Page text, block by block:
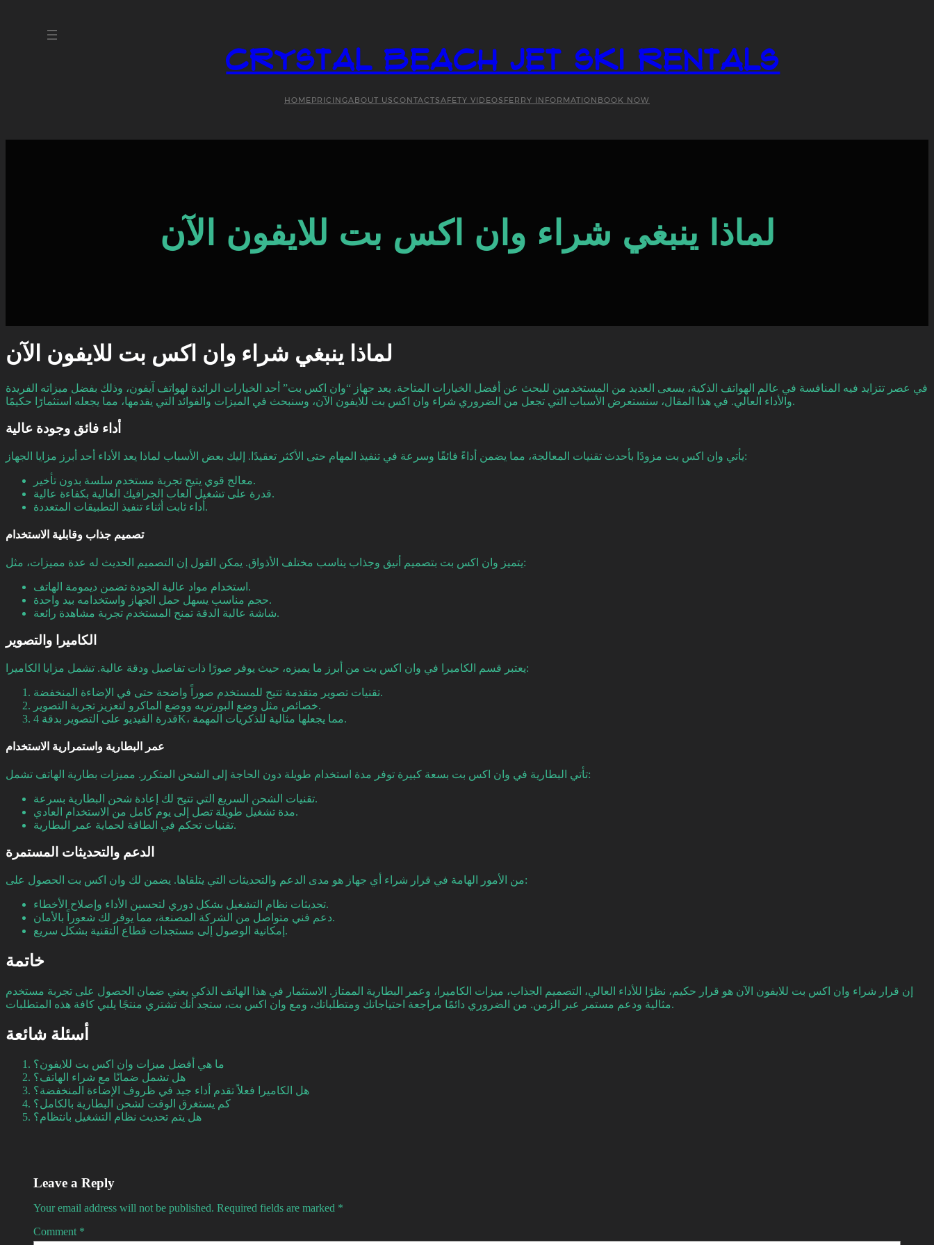
Crystal Beach Jet Ski Rentals
HOMEPRICINGABOUT USCONTACTSAFETY VIDEOS FERRY INFORMATION BOOK NOW
لماذا ينبغي شراء وان اكس بت للايفون الآن
لماذا ينبغي شراء وان اكس بت للايفون الآن
في عصر تتزايد فيه المنافسة في عالم الهواتف الذكية، يسعى العديد من المستخدمين للبحث عن أفضل الخيارات المتاحة. يعد جهاز “وان اكس بت” أحد الخيارات الرائدة لهواتف آيفون، وذلك بفضل ميزاته الفريدة
والأداء العالي. في هذا المقال، سنستعرض الأسباب التي تجعل من الضروري شراء وان اكس بت للايفون الآن، وسنبحث في الميزات والفوائد التي يقدمها، مما يجعله استثمارًا حكيمًا.
أداء فائق وجودة عالية
يأتي وان اكس بت مزودًا بأحدث تقنيات المعالجة، مما يضمن أداءً فائقًا وسرعة في تنفيذ المهام حتى الأكثر تعقيدًا. إليك بعض الأسباب لماذا يعد الأداء أحد أبرز مزايا الجهاز:
معالج قوي يتيح تجربة مستخدم سلسة بدون تأخير.
قدرة على تشغيل ألعاب الجرافيك العالية بكفاءة عالية.
أداء ثابت أثناء تنفيذ التطبيقات المتعددة.
تصميم جذاب وقابلية الاستخدام
يتميز وان اكس بت بتصميم أنيق وجذاب يناسب مختلف الأذواق. يمكن القول إن التصميم الحديث له عدة مميزات، مثل:
استخدام مواد عالية الجودة تضمن ديمومة الهاتف.
حجم مناسب يسهل حمل الجهاز واستخدامه بيد واحدة.
شاشة عالية الدقة تمنح المستخدم تجربة مشاهدة رائعة.
الكاميرا والتصوير
يعتبر قسم الكاميرا في وان اكس بت من أبرز ما يميزه، حيث يوفر صورًا ذات تفاصيل ودقة عالية. تشمل مزايا الكاميرا:
تقنيات تصوير متقدمة تتيح للمستخدم صوراً واضحة حتى في الإضاءة المنخفضة.
خصائص مثل وضع البورتريه ووضع الماكرو لتعزيز تجربة التصوير.
قدرة الفيديو على التصوير بدقة 4K، مما يجعلها مثالية للذكريات المهمة.
عمر البطارية واستمرارية الاستخدام
تأتي البطارية في وان اكس بت بسعة كبيرة توفر مدة استخدام طويلة دون الحاجة إلى الشحن المتكرر. مميزات بطارية الهاتف تشمل:
تقنيات الشحن السريع التي تتيح لك إعادة شحن البطارية بسرعة.
مدة تشغيل طويلة تصل إلى يوم كامل من الاستخدام العادي.
تقنيات تحكم في الطاقة لحماية عمر البطارية.
الدعم والتحديثات المستمرة
من الأمور الهامة في قرار شراء أي جهاز هو مدى الدعم والتحديثات التي يتلقاها. يضمن لك وان اكس بت الحصول على:
تحديثات نظام التشغيل بشكل دوري لتحسين الأداء وإصلاح الأخطاء.
دعم فني متواصل من الشركة المصنعة، مما يوفر لك شعوراً بالأمان.
إمكانية الوصول إلى مستجدات قطاع التقنية بشكل سريع.
خاتمة
إن قرار شراء وان اكس بت للايفون الآن هو قرار حكيم، نظرًا للأداء العالي، التصميم الجذاب، ميزات الكاميرا، وعمر البطارية الممتاز. الاستثمار في هذا الهاتف الذكي يعني ضمان الحصول على تجربة مستخدم
مثالية ودعم مستمر عبر الزمن. من الضروري دائمًا مراجعة احتياجاتك ومتطلباتك، ومع وان اكس بت، ستجد أنك تشتري منتجًا يلبي كافة هذه المتطلبات.
أسئلة شائعة
ما هي أفضل ميزات وان اكس بت للايفون؟
هل تشمل ضمانًا مع شراء الهاتف؟
هل الكاميرا فعلاً تقدم أداء جيد في ظروف الإضاءة المنخفضة؟
كم يستغرق الوقت لشحن البطارية بالكامل؟
هل يتم تحديث نظام التشغيل بانتظام؟
Leave a Reply
Your email address will not be published. Required fields are marked *
Comment *